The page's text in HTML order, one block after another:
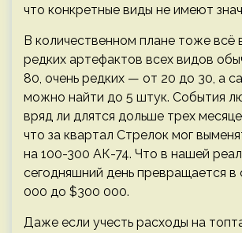
что конкретные виды не имеют
В количественном плане тоже всё
редких артефактов всех видов
80, очень редких — от 20 до 30, а
можно найти до 5 штук. События
вряд ли длятся дольше трех
что за квартал Стрелок мог
на 100-300 АК-74. Что в нашей
сегодняшний день превращается в
000 до $300 000.
Даже если учесть расходы на